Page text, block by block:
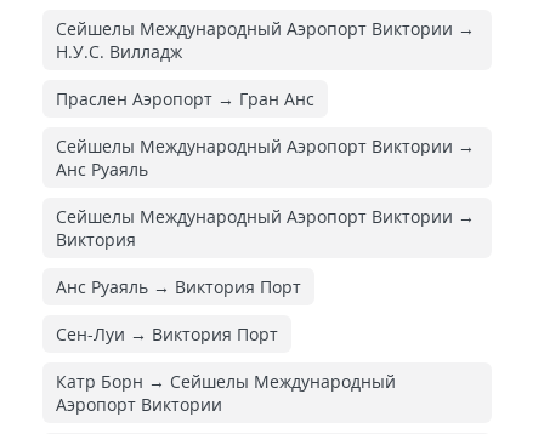
Сейшелы Международный Аэропорт Виктории →
Н.У.С. Вилладж
Праслен Аэропорт → Гран Анс
Сейшелы Международный Аэропорт Виктории →
Анс Руаяль
Сейшелы Международный Аэропорт Виктории →
Виктория
Анс Руаяль → Виктория Порт
Сен-Луи → Виктория Порт
Катр Борн → Сейшелы Международный
Аэропорт Виктории